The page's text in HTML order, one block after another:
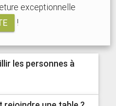
exceptionnelle
!
les personnes à